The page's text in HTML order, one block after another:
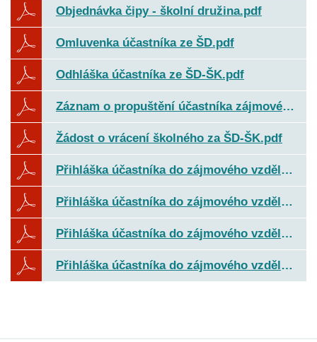
Objednávka čipy - školní družina.pdf
Omluvenka účastníka ze ŠD.pdf
Odhláška účastníka ze ŠD-ŠK.pdf
Záznam o propuštění účastníka zájmového vzdělávání ze školní družiny v době kroužků a ZUŠ.pdf
Žádost o vrácení školného za ŠD-ŠK.pdf
Přihláška účastníka do zájmového vzdělávání (ranní ŠD-ŠK) 2026-2027.pdf
Přihláška účastníka do zájmového vzdělávání (ŠD) 2026-2027.pdf
Přihláška účastníka do zájmového vzdělávání (ŠK před odpoledním vyučováním) 2026-2027.pdf
Přihláška účastníka do zájmového vzdělávání (ŠK) 2026-2027.pdf